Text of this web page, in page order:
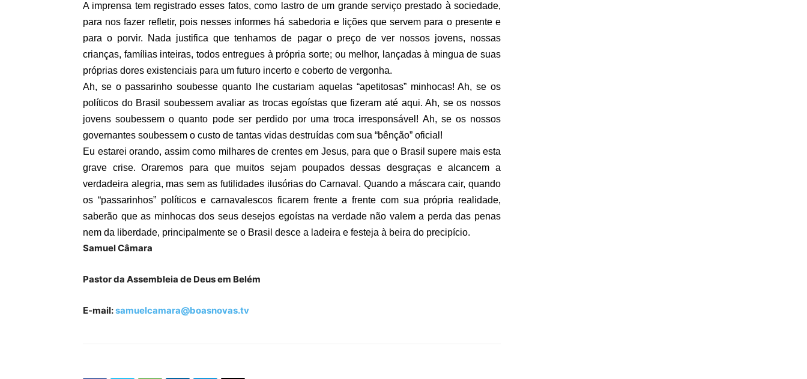
A imprensa tem registrado esses fatos, como lastro de um grande serviço prestado à sociedade,
para nos fazer refletir, pois nesses informes há sabedoria e lições que servem para o presente e
para o porvir. Nada justifica que tenhamos de pagar o preço de ver nossos jovens, nossas
crianças, famílias inteiras, todos entregues à própria sorte; ou melhor, lançadas à mingua de suas
próprias dores existenciais para um futuro incerto e coberto de vergonha.
Ah, se o passarinho soubesse quanto lhe custariam aquelas “apetitosas” minhocas! Ah, se os
políticos do Brasil soubessem avaliar as trocas egoístas que fizeram até aqui. Ah, se os nossos
jovens soubessem o quanto pode ser perdido por uma troca irresponsável! Ah, se os nossos
governantes soubessem o custo de tantas vidas destruídas com sua “bênção” oficial!
Eu estarei orando, assim como milhares de crentes em Jesus, para que o Brasil supere mais esta
grave crise. Oraremos para que muitos sejam poupados dessas desgraças e alcancem a
verdadeira alegria, mas sem as futilidades ilusórias do Carnaval. Quando a máscara cair, quando
os “passarinhos” políticos e carnavalescos ficarem frente a frente com sua própria realidade,
saberão que as minhocas dos seus desejos egoístas na verdade não valem a perda das penas
nem da liberdade, principalmente se o Brasil desce a ladeira e festeja à beira do precipício.
Samuel Câmara
Pastor da Assembleia de Deus em Belém
E-mail:samuelcamara@boasnovas.tv